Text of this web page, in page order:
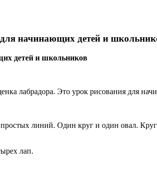
начинающих детей и
детей и школьников
лабрадора. Это урок рисования для
линий. Один круг и один овал.
лап.